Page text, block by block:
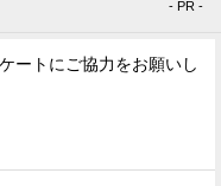
- PR -
ートにご協力をお願いし